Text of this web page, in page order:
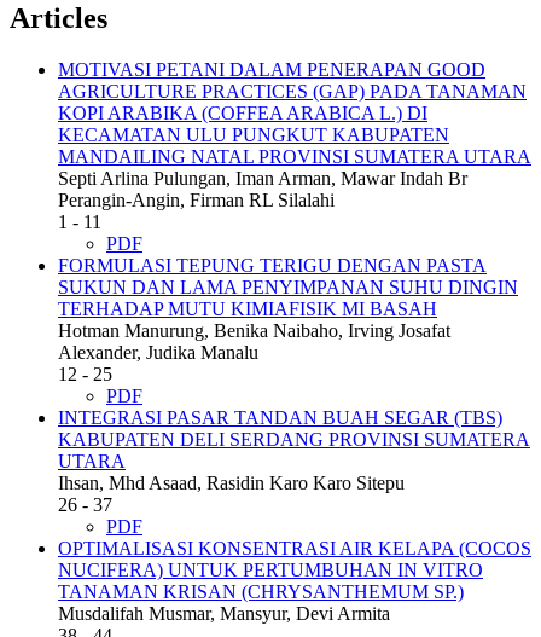
Articles
MOTIVASI PETANI DALAM PENERAPAN GOOD
AGRICULTURE PRACTICES (GAP) PADA TANAMAN
KOPI ARABIKA (COFFEA ARABICA L.) DI
KECAMATAN ULU PUNGKUT KABUPATEN
MANDAILING NATAL PROVINSI SUMATERA UTARA
Septi Arlina Pulungan, Iman Arman, Mawar Indah Br
Perangin-Angin, Firman RL Silalahi
1 - 11
PDF
FORMULASI TEPUNG TERIGU DENGAN PASTA
SUKUN DAN LAMA PENYIMPANAN SUHU DINGIN
TERHADAP MUTU KIMIAFISIK MI BASAH
Hotman Manurung, Benika Naibaho, Irving Josafat
Alexander, Judika Manalu
12 - 25
PDF
INTEGRASI PASAR TANDAN BUAH SEGAR (TBS)
KABUPATEN DELI SERDANG PROVINSI SUMATERA
UTARA
Ihsan, Mhd Asaad, Rasidin Karo Karo Sitepu
26 - 37
PDF
OPTIMALISASI KONSENTRASI AIR KELAPA (COCOS
NUCIFERA) UNTUK PERTUMBUHAN IN VITRO
TANAMAN KRISAN (CHRYSANTHEMUM SP.)
Musdalifah Musmar, Mansyur, Devi Armita